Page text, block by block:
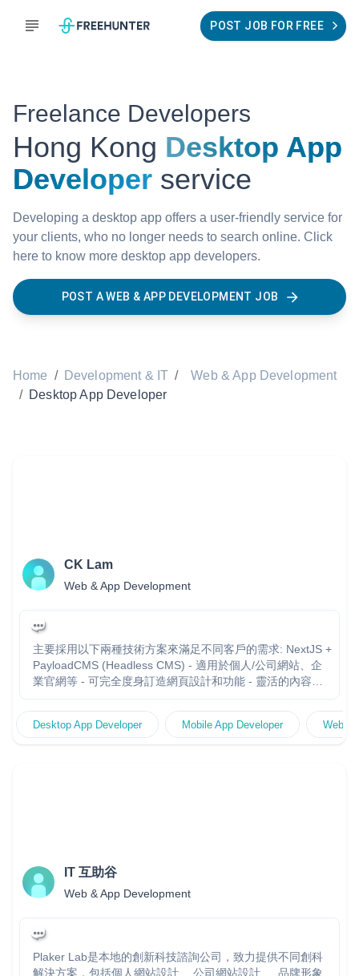
POST JOB FOR FREE
Freelance Developers
Hong Kong Desktop App
Developer service
Developing a desktop app offers a user-friendly service for
your clients, who no longer needs to search online. Click
here to know more desktop app developers.
POST A WEB & APP DEVELOPMENT JOB
Home / Development & IT /
Web & App Development
/ Desktop App Developer
CK Lam
Web & App Development
主要採用以下兩種技術方案來滿足不同客戶的需求: NextJS +
PayloadCMS (Headless CMS) - 適用於個人/公司網站、企
業官網等 - 可完全度身訂造網頁設計和功能 - 靈活的內容管
站、網上商店等 - 基於強大的WordPress CMS,內容管理更方
便 - 可按客戶需求進行定制開發 無論是 NextJS +
Desktop App Developer Mobile App Developer
IT 互助谷
Web & App Development
Plaker Lab是本地的創新科技諮詢公司，致力提供不同創科
解決方案，包括個人網站設計 、公司網站設計 、 品牌形象